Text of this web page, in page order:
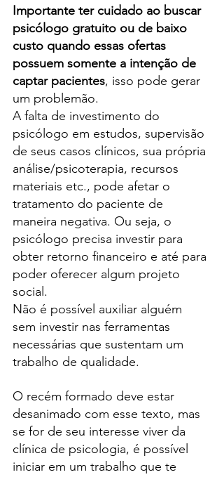
Importante ter cuidado ao buscar
psicólogo gratuito ou de baixo
custo quando essas ofertas
possuem somente a intenção de
captar pacientes, isso pode gerar
um problemão.
A falta de investimento do
psicólogo em estudos, supervisão
de seus casos clínicos, sua própria
análise/psicoterapia, recursos
materiais etc., pode afetar o
tratamento do paciente de
maneira negativa. Ou seja, o
psicólogo precisa investir para
obter retorno financeiro e até para
poder oferecer algum projeto
social.
Não é possível auxiliar alguém
sem investir nas ferramentas
necessárias que sustentam um
trabalho de qualidade.
O recém formado deve estar
desanimado com esse texto, mas
se for de seu interesse viver da
clínica de psicologia, é possível
iniciar em um trabalho que te